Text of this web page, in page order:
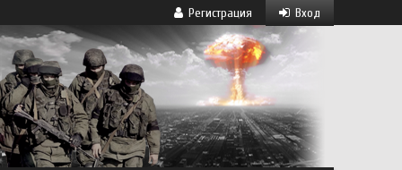
Вход
Регистрация